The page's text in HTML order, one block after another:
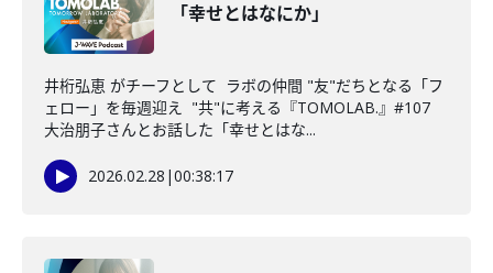
「幸せとはなにか」
井桁弘恵 がチーフとして ラボの仲間 "友"だちとなる「フ
ェロー」を毎週迎え "共"に考える『TOMOLAB.』#107
大治朋子さんとお話した「幸せとはな...
2026.02.28 |00:38:17